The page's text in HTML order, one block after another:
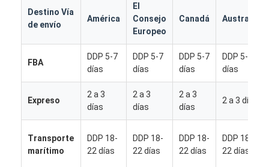
Destino Vía
de envío
América
El
Consejo
Europeo
Canadá Australia
FBA
DDP 5-7
días
DDP 5-7
días
DDP 5-7
días
DDP 5-7
días
Expreso
2 a 3
días
2 a 3
días
2 a 3
días
2 a 3 días
Transporte
marítimo
DDP 18-
22 días
DDP 18-
22 días
DDP 18-
22 días
DDP 18-
22 días